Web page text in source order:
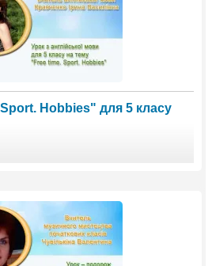
Hobbies" для 5 класу